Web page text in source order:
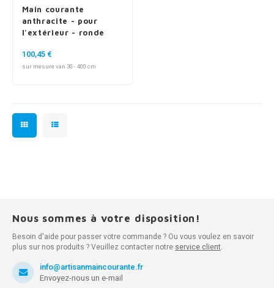
Main courante
anthracite - pour
l'extérieur - ronde
de type 14
100,45 €
sur mesure van 30 - 400 cm
Nous sommes à votre disposition!
Besoin d'aide pour passer votre commande ? Ou vous voulez en savoir
plus sur nos produits ? Veuillez contacter notre service client.
info@artisanmaincourante.fr
Envoyez-nous un e-mail